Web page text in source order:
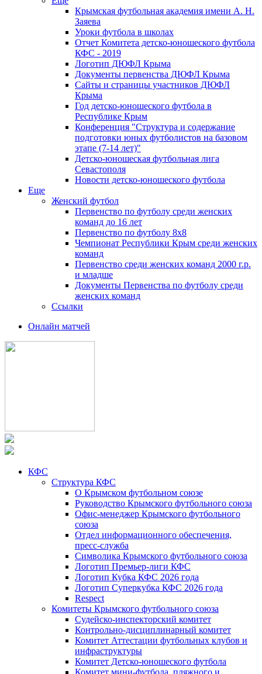
Крымская футбольная академия имени А. Н.
Заяева
Уроки футбола в школах
Отчет Комитета детско-юношеского футбола
КФС - 2019
Логотип ДЮФЛ Крыма
Документы первенства ДЮФЛ Крыма
Сайты и страницы участников ДЮФЛ
Крыма
Год детско-юношеского футбола в
Республике Крым
Конференция "Структура и содержание
подготовки юных футболистов на базовом
этапе (7-14 лет)"
Детско-юношеская футбольная лига
Севастополя
Новости детско-юношеского футбола
Еще
Женский футбол
Первенство по футболу среди женских
команд до 16 лет
Первенство по футболу 8х8
Чемпионат Республики Крым среди женских
команд
Первенство среди женских команд 2000 г.р.
и младше
Документы Первенства по футболу среди
женских команд
Ссылки
Онлайн матчей
КФС
Структура КФС
О Крымском футбольном союзе
Руководство Крымского футбольного союза
Офис-менеджер Крымского футбольного
союза
Отдел информационного обеспечения,
пресс-служба
Символика Крымского футбольного союза
Логотип Премьер-лиги КФС
Логотип Кубка КФС 2026 года
Логотип Суперкубка КФС 2026 года
Respect
Комитеты Крымского футбольного союза
Судейско-инспекторский комитет
Контрольно-дисциплинарный комитет
Комитет Аттестации футбольных клубов и
инфраструктуры
Комитет Детско-юношеского футбола
Комитет мини-футбола, пляжного и